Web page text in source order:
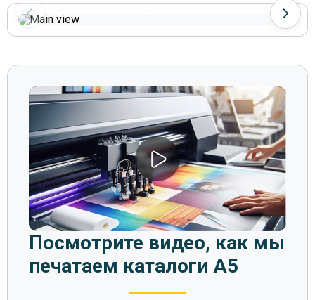
Посмотрите видео, как мы
печатаем каталоги А5